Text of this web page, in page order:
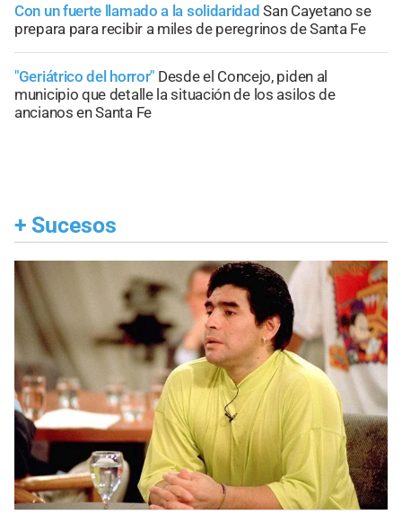
Con un fuerte llamado a la solidaridad San Cayetano se
prepara para recibir a miles de peregrinos de Santa Fe
"Geriátrico del horror" Desde el Concejo, piden al
municipio que detalle la situación de los asilos de
ancianos en Santa Fe
+ Sucesos